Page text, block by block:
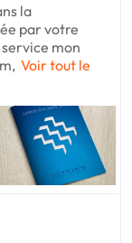
la
par votre
mon
Voir tout le